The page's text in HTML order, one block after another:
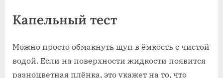
Капельный тест
Можно просто обмакнуть щуп в ёмкость с чистой
водой. Если на поверхности жидкости появится
разноцветная плёнка, это укажет на то, что